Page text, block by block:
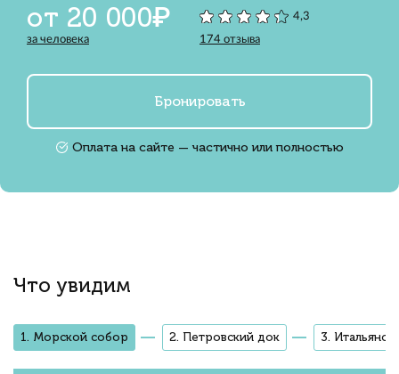
от 20 000₽
за человека
4,3
174 отзыва
Бронировать
Оплата на сайте — частично или полностью
Что увидим
1. Морской собор 2. Петровский док 3.